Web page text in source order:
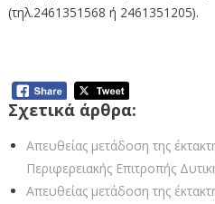
(τηλ.2461351568 ή 2461351205).
Σχετικά άρθρα:
Απευθείας μετάδοση της
Περιφερειακής Επιτροπής
Απευθείας μετάδοση της